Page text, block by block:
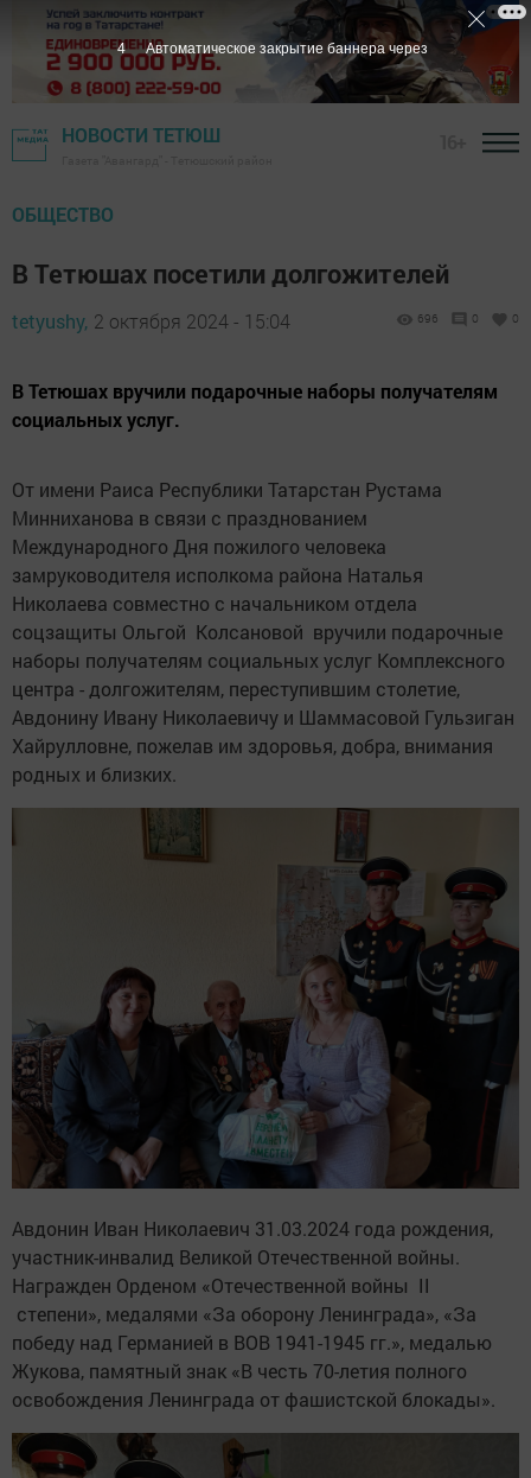
НОВОСТИ ТЕТЮШ
ОБЩЕСТВО
В Тетюшах посетили долгожителей
tetyushy, 2 октября 2024 - 15:04 696 0 0
В Тетюшах вручили подарочные наборы получателям
социальных услуг.
От имени Раиса Республики Татарстан Рустама
Минниханова в связи с празднованием
Международного Дня пожилого человека
замруководителя исполкома района Наталья
Николаева совместно с начальником отдела
соцзащиты Ольгой Колсановой вручили подарочные
наборы получателям социальных услуг Комплексного
центра - долгожителям, переступившим столетие,
Авдонину Ивану Николаевичу и Шаммасовой Гульзиган
Хайрулловне, пожелав им здоровья, добра, внимания
родных и близких.
Авдонин Иван Николаевич 31.03.2024 года рождения,
участник-инвалид Великой Отечественной войны.
Награжден Орденом «Отечественной войны II
степени», медалями «За оборону Ленинграда», «За
победу над Германией в ВОВ 1941-1945 гг.», медалью
Жукова, памятный знак «В честь 70-летия полного
освобождения Ленинграда от фашистской блокады».
2 Автоматическое закрытие баннера через